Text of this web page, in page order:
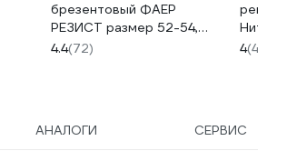
брезентовый ФАЕР
РЕЗИСТ размер 52-54,
рост 170-176
4.4(72)
120330
4(4)
АНАЛОГИ СЕРВИС